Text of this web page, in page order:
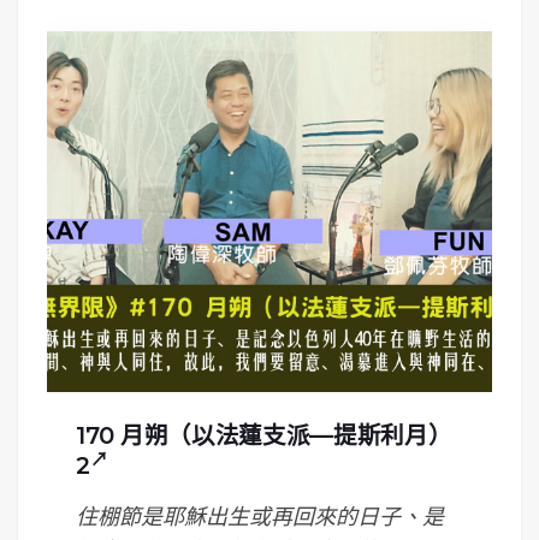
170 月朔（以法蓮支派—提斯利月）
2
住棚節是耶穌出生或再回來的日子、是